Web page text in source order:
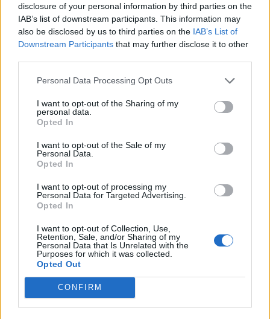
disclosure of your personal information by third parties on the
IAB’s list of downstream participants. This information may
also be disclosed by us to third parties on the IAB’s List of
Downstream Participants that may further disclose it to other
Personal Data Processing Opt Outs
I want to opt-out of the Sharing of my
personal data.
Opted In
I want to opt-out of the Sale of my
Personal Data.
Opted In
I want to opt-out of processing my
Personal Data for Targeted Advertising.
Opted In
I want to opt-out of Collection, Use,
Retention, Sale, and/or Sharing of my
Personal Data that Is Unrelated with the
Purposes for which it was collected.
Opted Out
CONFIRM
Audi S3 1,8t Quattro (2001)
T_A
9 846 visningar12 kommentarer
9
20 sept. 16
322
17
E28ve
284
Mazda RX-7"FD3S"
Dillesan
48 162 visningar
487
3 sept. 09